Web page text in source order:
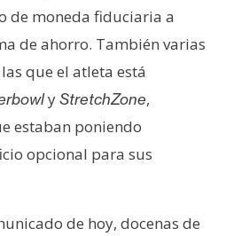
de moneda fiduciaria a
de ahorro. También varias
que el atleta está
yStretchZone,
estaban poniendo
opcional para sus
de hoy, docenas de